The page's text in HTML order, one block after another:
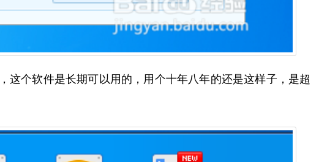
个软件是长期可以用的，用个十年八年的还是这样子，是超